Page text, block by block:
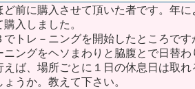
ど前に購入させて頂いた者です。年
入しました。
でトレ－ニングを開始したところで
ニングをヘソまわりと脇腹とで日替
えば、場所ごとに１日の休息日は取
うか。教えて下さい。